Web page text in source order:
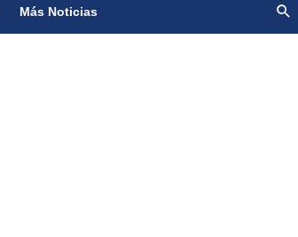
Más Noticias